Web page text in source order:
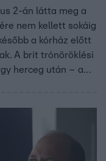
2-án látta meg a
nem kellett sokáig
a kórház előtt
A brit trónöröklési
herceg után – a